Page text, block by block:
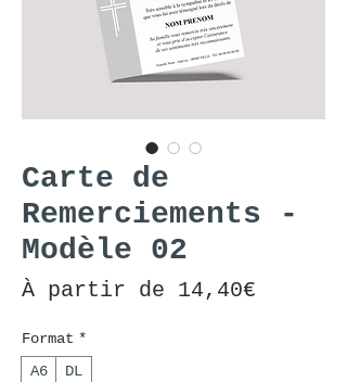
Carte de
Remerciements -
Modèle 02
À partir de 14,40€
Format *
A6
DL